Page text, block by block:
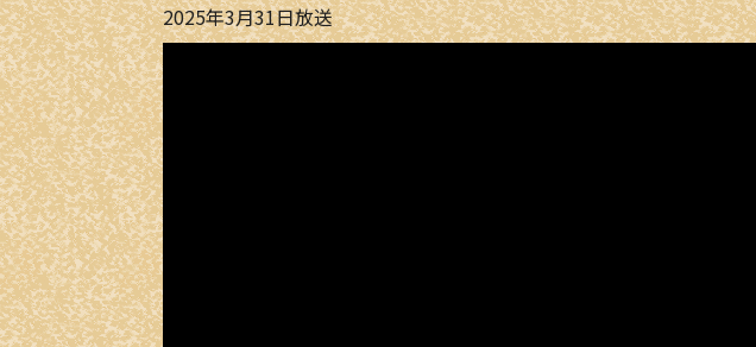
2025年3月31日放送